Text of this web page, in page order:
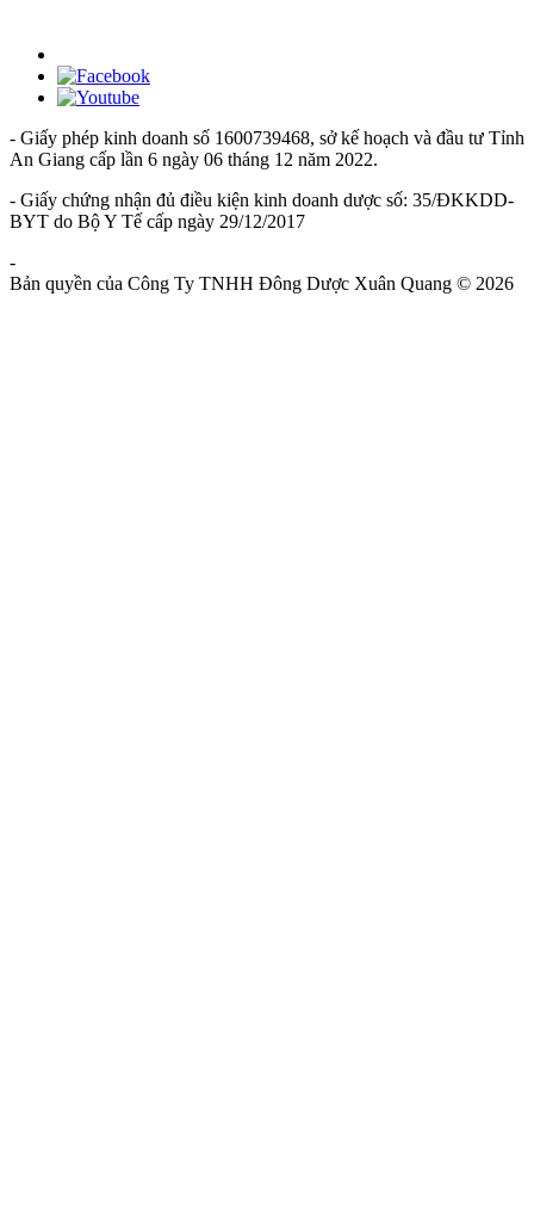
- Giấy phép kinh doanh số 1600739468, sở kế hoạch và đầu tư Tỉnh
An Giang cấp lần 6 ngày 06 tháng 12 năm 2022.
- Giấy chứng nhận đủ điều kiện kinh doanh dược số: 35/ĐKKDD-
BYT do Bộ Y Tế cấp ngày 29/12/2017
-
Bản quyền của Công Ty TNHH Đông Dược Xuân Quang © 2026